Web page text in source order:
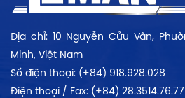
Địa chỉ: 10 Nguyễn Cửu Vân,
Minh, Việt Nam
Số điện thoại: (+84) 918.928.028
Điện thoại / Fax: (+84) 28.3514.76.77